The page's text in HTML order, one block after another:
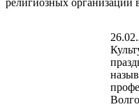
религиозных организаций